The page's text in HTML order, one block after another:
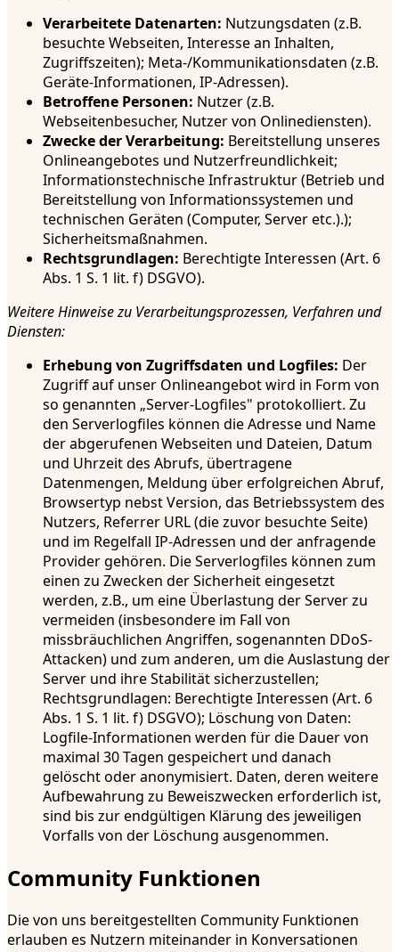
Verarbeitete Datenarten: Nutzungsdaten (z.B.
besuchte Webseiten, Interesse an Inhalten,
Zugriffszeiten); Meta-/Kommunikationsdaten (z.B.
Geräte-Informationen, IP-Adressen).
Betroffene Personen: Nutzer (z.B.
Webseitenbesucher, Nutzer von Onlinediensten).
Zwecke der Verarbeitung: Bereitstellung unseres
Onlineangebotes und Nutzerfreundlichkeit;
Informationstechnische Infrastruktur (Betrieb und
Bereitstellung von Informationssystemen und
technischen Geräten (Computer, Server etc.).);
Sicherheitsmaßnahmen.
Rechtsgrundlagen: Berechtigte Interessen (Art. 6
Abs. 1 S. 1 lit. f) DSGVO).
Weitere Hinweise zu Verarbeitungsprozessen, Verfahren und
Diensten:
Erhebung von Zugriffsdaten und Logfiles: Der
Zugriff auf unser Onlineangebot wird in Form von
so genannten „Server-Logfiles" protokolliert. Zu
den Serverlogfiles können die Adresse und Name
der abgerufenen Webseiten und Dateien, Datum
und Uhrzeit des Abrufs, übertragene
Datenmengen, Meldung über erfolgreichen Abruf,
Browsertyp nebst Version, das Betriebssystem des
Nutzers, Referrer URL (die zuvor besuchte Seite)
und im Regelfall IP-Adressen und der anfragende
Provider gehören. Die Serverlogfiles können zum
einen zu Zwecken der Sicherheit eingesetzt
werden, z.B., um eine Überlastung der Server zu
vermeiden (insbesondere im Fall von
missbräuchlichen Angriffen, sogenannten DDoS-
Attacken) und zum anderen, um die Auslastung der
Server und ihre Stabilität sicherzustellen;
Rechtsgrundlagen: Berechtigte Interessen (Art. 6
Abs. 1 S. 1 lit. f) DSGVO); Löschung von Daten:
Logfile-Informationen werden für die Dauer von
maximal 30 Tagen gespeichert und danach
gelöscht oder anonymisiert. Daten, deren weitere
Aufbewahrung zu Beweiszwecken erforderlich ist,
sind bis zur endgültigen Klärung des jeweiligen
Vorfalls von der Löschung ausgenommen.
Community Funktionen
Die von uns bereitgestellten Community Funktionen
erlauben es Nutzern miteinander in Konversationen